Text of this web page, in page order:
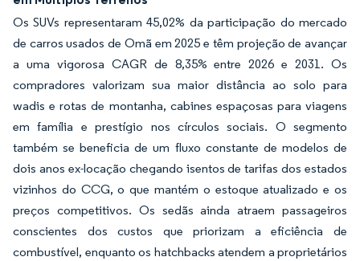
Os SUVs representaram 45,02% da participação do mercado
de carros usados de Omã em 2025 e têm projeção de avançar
a uma vigorosa CAGR de 8,35% entre 2026 e 2031. Os
compradores valorizam sua maior distância ao solo para
wadis e rotas de montanha, cabines espaçosas para viagens
em família e prestígio nos círculos sociais. O segmento
também se beneficia de um fluxo constante de modelos de
dois anos ex-locação chegando isentos de tarifas dos estados
vizinhos do CCG, o que mantém o estoque atualizado e os
preços competitivos. Os sedãs ainda atraem passageiros
conscientes dos custos que priorizam a eficiência de
combustível, enquanto os hatchbacks atendem a proprietários